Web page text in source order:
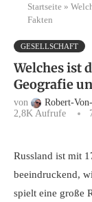
Startseite »
Fakten
GESELLSCHAFT
Welches ist
Geografie
von Robert-
2,8K Aufrufe
Russland ist mit
beeindruckend,
spielt eine große